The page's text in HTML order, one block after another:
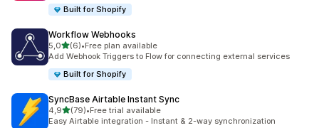
Built for Shopify
Workflow Webhooks
5,0na 5 gwiazdek
(6)
Łączna liczba recenzji: 6
•Free plan available
Add Webhook Triggers to Flow for connecting external services
Built for Shopify
SyncBase Airtable Instant Sync
4,9na 5 gwiazdek
(79)
Łączna liczba recenzji: 79
•Free trial available
Easy Airtable integration - Instant & 2-way synchronization